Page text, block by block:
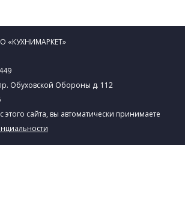
«КУХНИМАРКЕТ»
Обуховской Обороны д. 112
этого сайта, вы автоматически принимаете